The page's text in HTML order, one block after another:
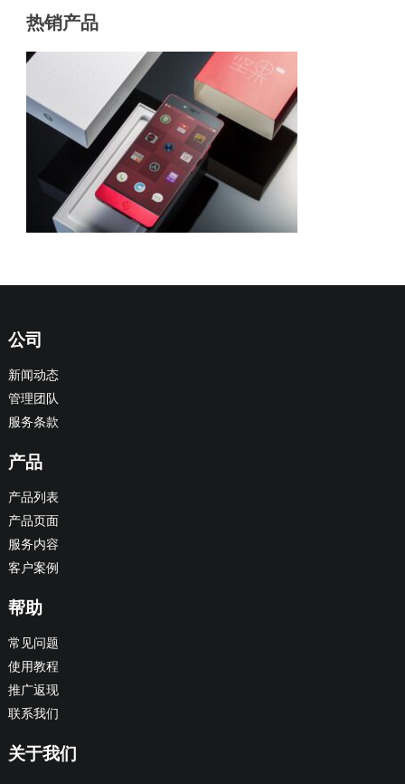
热销产品
公司
新闻动态
管理团队
服务条款
产品
产品列表
产品页面
服务内容
客户案例
帮助
常见问题
使用教程
推广返现
联系我们
关于我们